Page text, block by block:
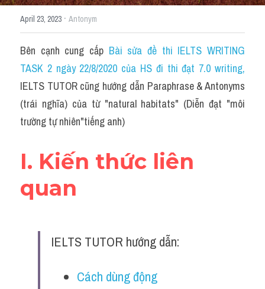
Idioms trái nghĩa
Antonym
Idiom
Grammar
Collocation
Cách dùng từ
Phân biệt từ
Writing
April 23, 2023 · Antonym
Bên cạnh cung cấp Bài sửa đề thi IELTS WRITING
TASK 2 ngày 22/8/2020 của HS đi thi đạt 7.0 writing,
IELTS TUTOR cũng hướng dẫn Paraphrase & Antonyms
(trái nghĩa) của từ "natural habitats" (Diễn đạt "môi
trường tự nhiên"tiếng anh)
I. Kiến thức liên
quan
IELTS TUTOR hướng dẫn:
Cách dùng động